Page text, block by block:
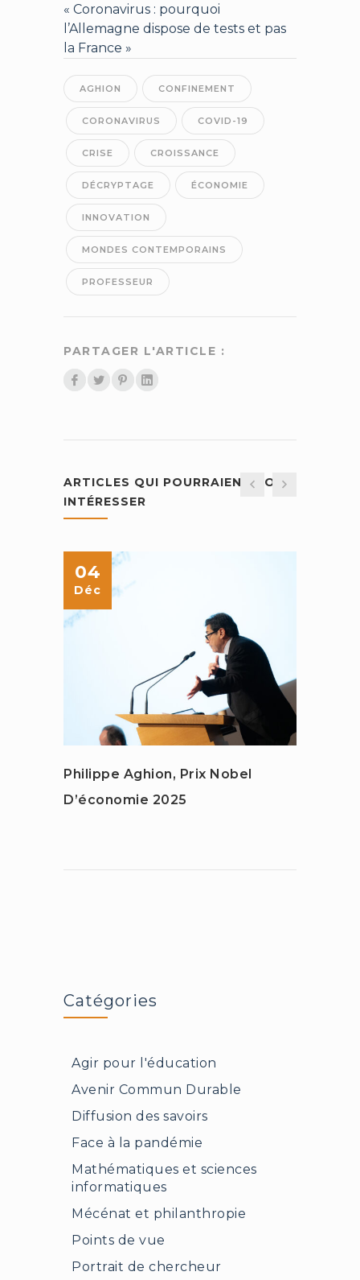
« Coronavirus : pourquoi
l’Allemagne dispose de tests et pas
la France »
AGHION CONFINEMENT
CORONAVIRUS COVID-19
CRISE CROISSANCE
DÉCRYPTAGE ÉCONOMIE
INNOVATION
MONDES CONTEMPORAINS
PROFESSEUR
PARTAGER L'ARTICLE :
ARTICLES QUI POURRAIENT VOUS
INTÉRESSER
04
Déc
Philippe Aghion, Prix Nobel
D’économie 2025
Catégories
Agir pour l'éducation
Avenir Commun Durable
Diffusion des savoirs
Face à la pandémie
Mathématiques et sciences
informatiques
Mécénat et philanthropie
Points de vue
Portrait de chercheur